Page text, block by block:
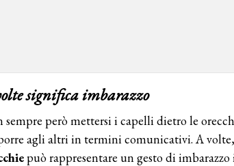
significa imbarazzo
sempre però mettersi i capelli dietro le
agli altri in termini comunicativi. A
può rappresentare un gesto di imbarazzo